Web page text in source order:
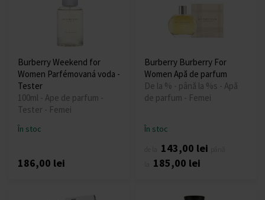
Burberry Weekend for
Women Parfémovaná voda -
Tester
100ml - Ape de parfum -
Tester - Femei
În stoc
186,00 lei
Burberry Burberry For
Women Apă de parfum
De la % - până la %s - Apă
de parfum - Femei
În stoc
143,00 lei
185,00 lei